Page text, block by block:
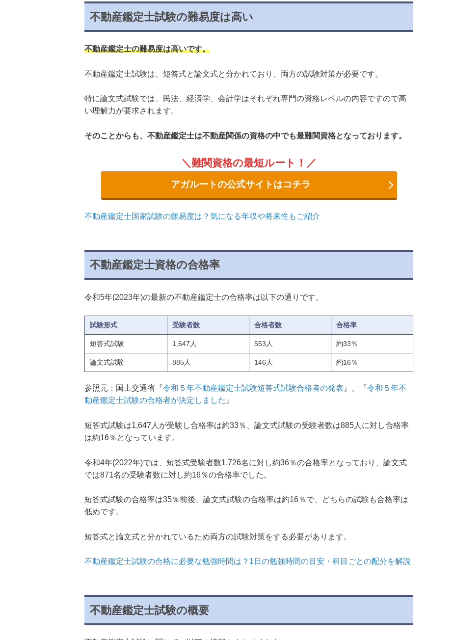
不動産鑑定士試験の難易度は高い
不動産鑑定士の難易度は高いです。
不動産鑑定士試験は、短答式と論文式と分かれており、両方の試験対策が必要です。
特に論文式試験では、民法、経済学、会計学はそれぞれ専門の資格レベルの内容ですので高
い理解力が要求されます。
そのことからも、不動産鑑定士は不動産関係の資格の中でも最難関資格となっております。
難関資格の最短ルート！
アガルートの公式サイトはコチラ
不動産鑑定士国家試験の難易度は？気になる年収や将来性もご紹介
不動産鑑定士資格の合格率
令和5年(2023年)の最新の不動産鑑定士の合格率は以下の通りです。
試験形式 受験者数 合格者数 合格率
短答式試験 1,647人 553人 約33％
論文式試験 885人 146人 約16％
参照元：国土交通省『 令和５年不動産鑑定士試験短答式試験合格者の発表』、『 令和５年不
動産鑑定士試験の合格者が決定しました 』
短答式試験は1,647人が受験し合格率は約33％、論文式試験の受験者数は885人に対し合格率
は約16％となっています。
令和4年(2022年)では、短答式受験者数1,726名に対し約36％の合格率となっており、論文式
では871名の受験者数に対し約16％の合格率でした。
短答式試験の合格率は35％前後、論文式試験の合格率は約16％で、どちらの試験も合格率は
低めです。
短答式と論文式と分かれているため両方の試験対策をする必要があります。
不動産鑑定士試験の合格に必要な勉強時間は？1日の勉強時間の目安・科目ごとの配分を解説
不動産鑑定士試験の概要